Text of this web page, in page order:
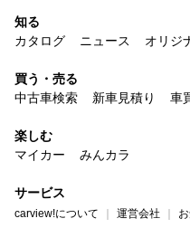
知る
カタログ
ニュース オリジ
買う・売る
中古車検索
新車見積り 車
楽しむ
マイカー
みんカラ
サービス
carview!について 運営会社